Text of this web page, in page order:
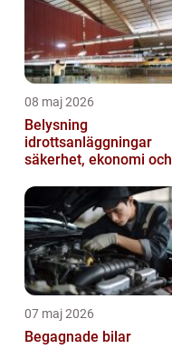
08 maj 2026
Belysning
idrottsanläggningar
säkerhet, ekonomi och
07 maj 2026
Begagnade bilar